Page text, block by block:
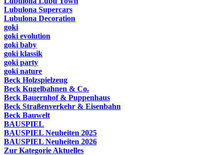
Lubulona Supercars
Lubulona Decoration
goki
goki evolution
goki baby
goki klassik
goki party
goki nature
Beck Holzspielzeug
Beck Kugelbahnen & Co.
Beck Bauernhof & Puppenhaus
Beck Straßenverkehr & Eisenbahn
Beck Bauwelt
BAUSPIEL
BAUSPIEL Neuheiten 2025
BAUSPIEL Neuheiten 2026
Zur Kategorie Aktuelles